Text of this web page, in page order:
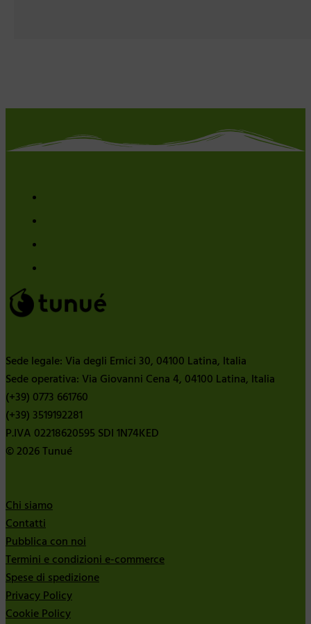
Sede legale: Via degli Ernici 30, 04100 Latina, Italia
Sede operativa: Via Giovanni Cena 4, 04100 Latina, Italia
(+39) 0773 661760
(+39) 3519192281
P.IVA 02218620595 SDI 1N74KED
© 2026 Tunué
Chi siamo
Contatti
Pubblica con noi
Termini e condizioni e-commerce
Spese di spedizione
Privacy Policy
Cookie Policy